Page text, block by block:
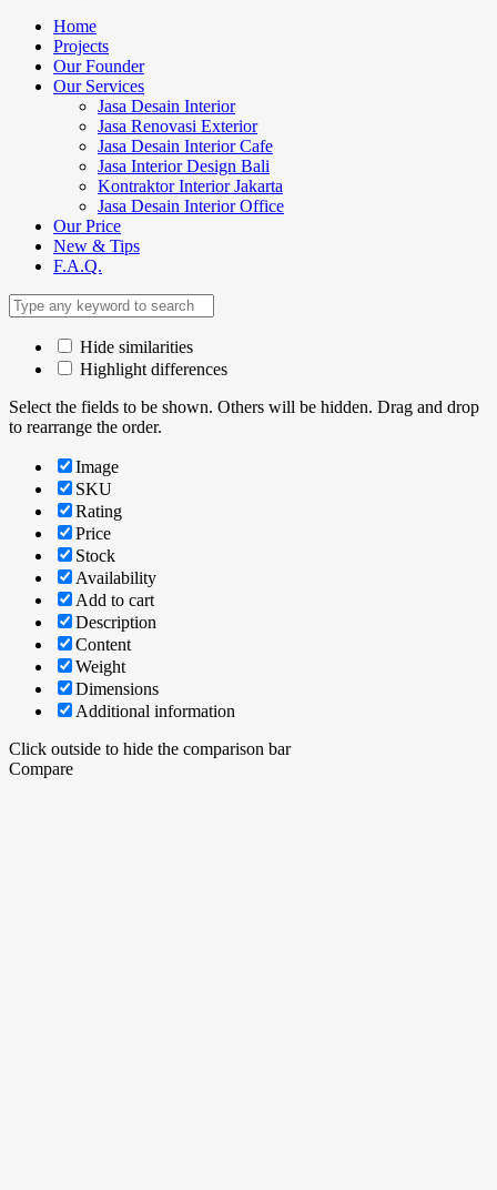
Home
Projects
Our Founder
Our Services
Jasa Desain Interior
Jasa Renovasi Exterior
Jasa Desain Interior Cafe
Jasa Interior Design Bali
Kontraktor Interior Jakarta
Jasa Desain Interior Office
Our Price
New & Tips
F.A.Q.
Hide similarities
Highlight differences
Select the fields to be shown. Others will be hidden. Drag and drop
to rearrange the order.
Image
SKU
Rating
Price
Stock
Availability
Add to cart
Description
Content
Weight
Dimensions
Additional information
Click outside to hide the comparison bar
Compare